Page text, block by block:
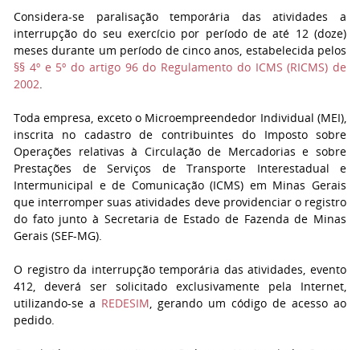
Considera-se paralisação temporária das atividades a
interrupção do seu exercício por período de até 12 (doze)
meses durante um período de cinco anos, estabelecida pelos
§§ 4º e 5º do artigo 96 do Regulamento do ICMS (RICMS) de
2002.
Toda empresa, exceto o Microempreendedor Individual (MEI),
inscrita no cadastro de contribuintes do Imposto sobre
Operações relativas à Circulação de Mercadorias e sobre
Prestações de Serviços de Transporte Interestadual e
Intermunicipal e de Comunicação (ICMS) em Minas Gerais
que interromper suas atividades deve providenciar o registro
do fato junto à Secretaria de Estado de Fazenda de Minas
Gerais (SEF-MG).
O registro da interrupção temporária das atividades, evento
412, deverá ser solicitado exclusivamente pela Internet,
utilizando-se a REDESIM, gerando um código de acesso ao
pedido.